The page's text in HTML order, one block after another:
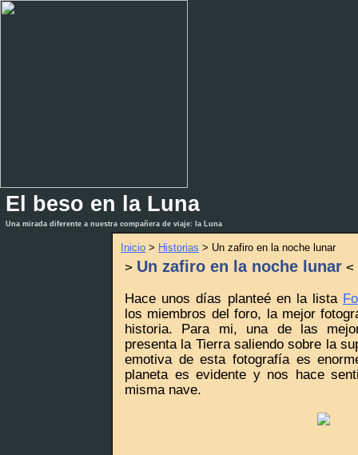
El beso en la Luna
Una mirada diferente a nuestra compañera de viaje: la Luna
Inicio > Historias > Un zafiro en la noche lunar
> Un zafiro en la noche lunar <
Hace unos días planteé en la lista
los miembros del foro, la mejor
historia. Para mi, una de las
presenta la Tierra saliendo sobre la
emotiva de esta fotografía es
planeta es evidente y nos hace
misma nave.